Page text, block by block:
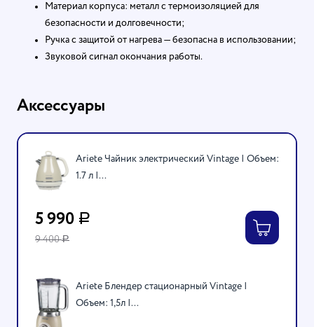
Материал корпуса: металл с термоизоляцией для
безопасности и долговечности;
Ручка с защитой от нагрева — безопасна в использовании;
Звуковой сигнал окончания работы.
Аксессуары
Ariete Чайник электрический Vintage | Объем:
1.7 л |...
5 990 Р
9 400Р
Ariete Блендер стационарный Vintage |
Объем: 1,5л |...